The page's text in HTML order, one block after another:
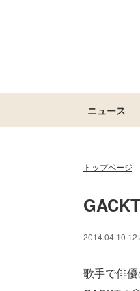
ニュース
トップページ
2014.04.10
歌手で俳